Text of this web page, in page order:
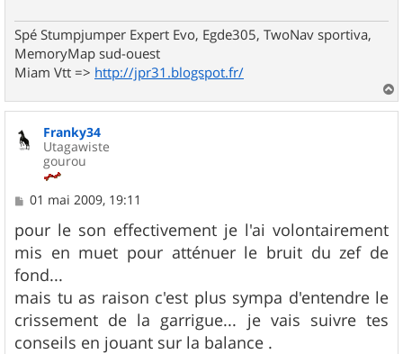
Spé Stumpjumper Expert Evo, Egde305, TwoNav sportiva,
MemoryMap sud-ouest
Miam Vtt => http://jpr31.blogspot.fr/
a
u
Franky34
Utagawiste
gourou
M
s
s
a
g
e
01 mai 2009, 19:11
pour le son effectivement je l'ai volontairement
mis en muet pour atténuer le bruit du zef de
fond...
mais tu as raison c'est plus sympa d'entendre le
crissement de la garrigue... je vais suivre tes
conseils en jouant sur la balance .